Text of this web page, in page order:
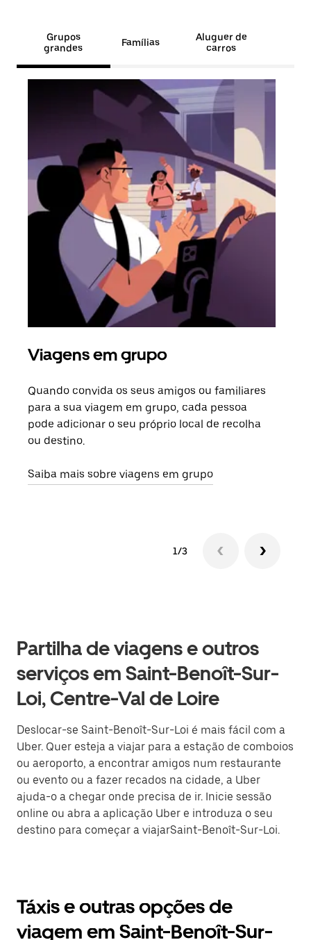
Grupos
grandes
Famílias
Aluguer de
carros
Viagens em grupo
Quando convida os seus amigos ou familiares
para a sua viagem em grupo, cada pessoa
pode adicionar o seu próprio local de recolha
ou destino.
Saiba mais sobre viagens em grupo
1/3
Partilha de viagens e outros
serviços em Saint-Benoît-Sur-
Loi, Centre-Val de Loire
Deslocar-se Saint-Benoît-Sur-Loi é mais fácil com a
Uber. Quer esteja a viajar para a estação de comboios
ou aeroporto, a encontrar amigos num restaurante
ou evento ou a fazer recados na cidade, a Uber
ajuda-o a chegar onde precisa de ir. Inicie sessão
online ou abra a aplicação Uber e introduza o seu
destino para começar a viajarSaint-Benoît-Sur-Loi.
Táxis e outras opções de
viagem em Saint-Benoît-Sur-